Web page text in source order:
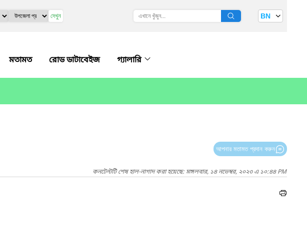
দেখুন BN
মতামত রোড ডাটাবেইজ গ্যালারি
আপনার মতামত প্রদান করুন
কনটেন্টটি শেষ হাল-নাগাদ করা হয়েছে: মঙ্গলবার, ১৪ নভেম্বর, ২০২৩ এ ১০:৪৪ PM